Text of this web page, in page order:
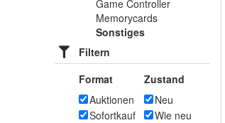
Game Controller
Memorycards
Sonstiges
Filtern
Format
Auktionen
Sofortkauf
Zustand
Neu
Wie neu